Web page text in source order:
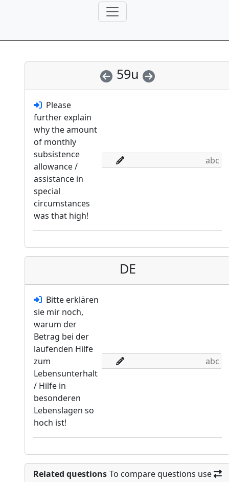
59u
Please
further explain
why the amount
of monthly
subsistence
allowance /
assistance in
special
circumstances
was that high!
DE
Bitte erklären
sie mir noch,
warum der
Betrag bei der
laufenden Hilfe
zum
Lebensunterhalt
/ Hilfe in
besonderen
Lebenslagen so
hoch ist!
Related questions To compare questions use